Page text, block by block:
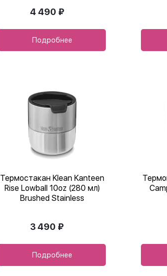
4 490 ₽
Подробнее
Термостакан Klean Kanteen
Rise Lowball 10oz (280 мл)
Brushed Stainless
3 490 ₽
Подробнее